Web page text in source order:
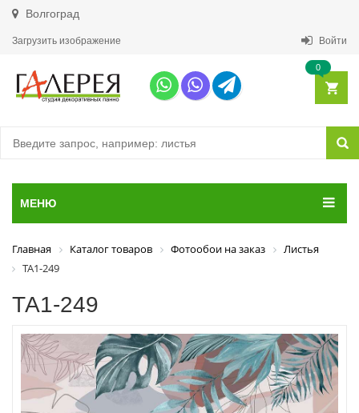
Волгоград
Загрузить изображение Войти
0
МЕНЮ
Главная Каталог товаров Фотообои на заказ
Листья
ТА1-249
ТА1-249